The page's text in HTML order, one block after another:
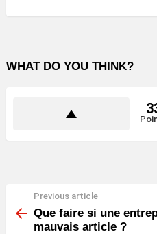
WHAT DO YOU THINK?
more
Previous article
Que faire si une
mauvais article ?